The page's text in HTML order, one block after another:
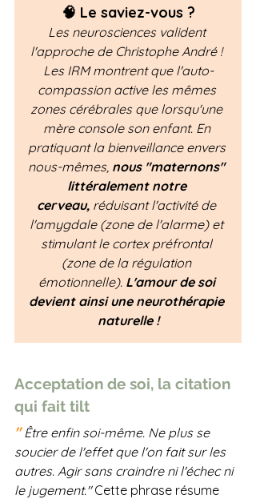
🧠 Le saviez-vous ?
Les neurosciences valident
l'approche de Christophe André !
Les IRM montrent que l'auto-
compassion active les mêmes
zones cérébrales que lorsqu'une
mère console son enfant. En
pratiquant la bienveillance envers
nous-mêmes, nous "maternons"
littéralement notre
cerveau, réduisant l'activité de
l'amygdale (zone de l'alarme) et
stimulant le cortex préfrontal
(zone de la régulation
émotionnelle). L'amour de soi
devient ainsi une neurothérapie
naturelle !
Acceptation de soi, la citation
qui fait tilt
" Être enfin soi-même. Ne plus se
soucier de l'effet que l'on fait sur les
autres. Agir sans craindre ni l'échec ni
le jugement." Cette phrase résume